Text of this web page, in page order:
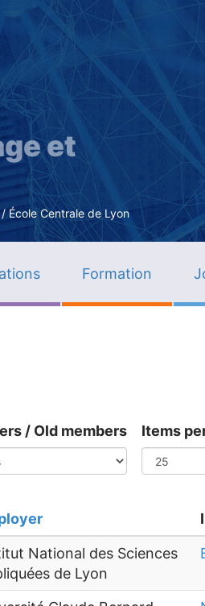
main
content
et
École Centrale de Lyon
Formation
/ Old members Items
National des Sciences
de Lyon